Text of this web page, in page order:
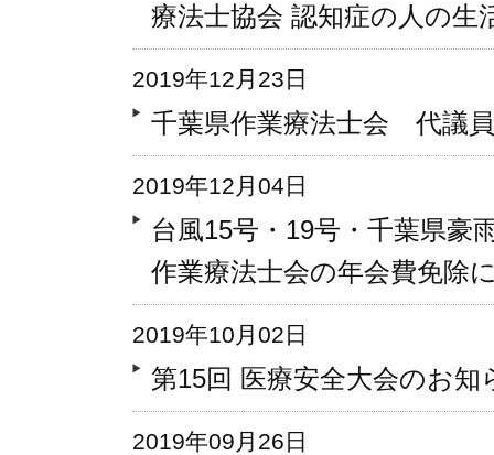
療法士協会 認知症の人の生
2019年12月23日
千葉県作業療法士会 代議
2019年12月04日
台風15号・19号・千葉県豪
作業療法士会の年会費免除
2019年10月02日
第15回 医療安全大会のお知
2019年09月26日